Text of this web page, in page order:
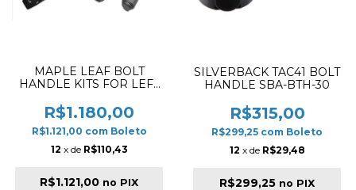
MAPLE LEAF BOLT
HANDLE KITS FOR LEFT
R$1.180,00
R$1.121,00 com Boleto
12 x de R$110,43
R$1.121,00 no PIX
SILVERBACK TAC41 BOLT
HANDLE SBA-BTH-30
R$315,00
R$299,25 com Boleto
12 x de R$29,48
R$299,25 no PIX